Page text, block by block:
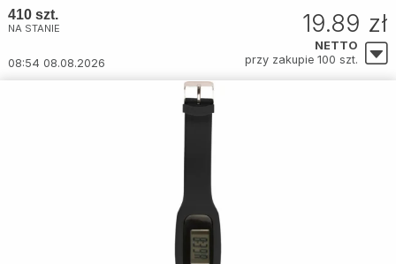
410 szt.
NA STANIE
08:54 08.08.2026
19.89 zł
NETTO
przy zakupie 100 szt.